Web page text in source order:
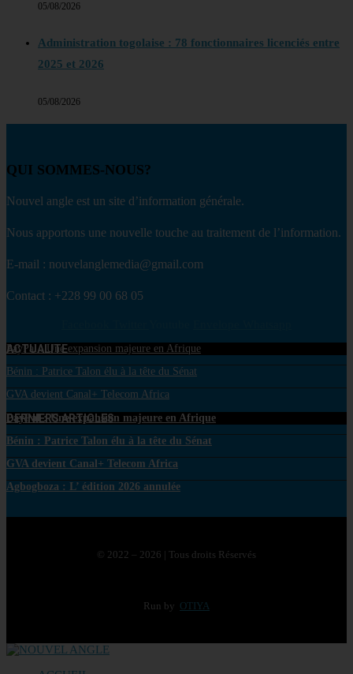
05/08/2026
Administration togolaise : 78 fonctionnaires licenciés entre
2025 et 2026
05/08/2026
QUI SOMMES-NOUS?
Nouvel angle est un site d’information générale.
Nous apportons une nouvelle touche au traitement de l’information.
E-mail : nouvelanglemedia@gmail.com
Contact : +228 99 00 68 05
ACTUALITE
PayPal : Une expansion majeure en Afrique
Bénin : Patrice Talon élu à la tête du Sénat
GVA devient Canal+ Telecom Africa
DERNIERS ARTICLES
PayPal : Une expansion majeure en Afrique
Bénin : Patrice Talon élu à la tête du Sénat
GVA devient Canal+ Telecom Africa
Agbogboza : L’ édition 2026 annulée
© 2022 – 2026 | Tous droits Réservés
Run by OTIYA